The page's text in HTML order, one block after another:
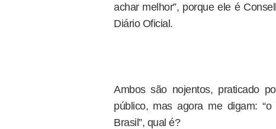
achar melhor”, porque ele é
Diário Oficial.
Ambos são nojentos, praticado
público, mas agora me digam:
Brasil”, qual é?